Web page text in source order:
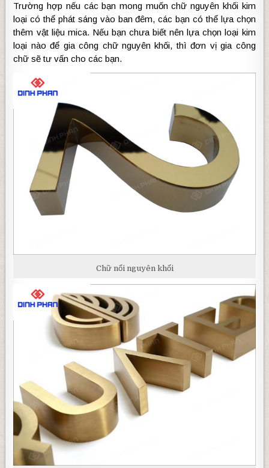
Trường hợp nếu các bạn mong muốn chữ nguyên khối kim
loại có thể phát sáng vào ban đêm, các bạn có thể lựa chọn
thêm vật liệu mica. Nếu bạn chưa biết nên lựa chọn loại kim
loại nào để gia công chữ nguyên khối, thì đơn vị gia công
chữ sẽ tư vấn cho các bạn.
Chữ nổi nguyên khối